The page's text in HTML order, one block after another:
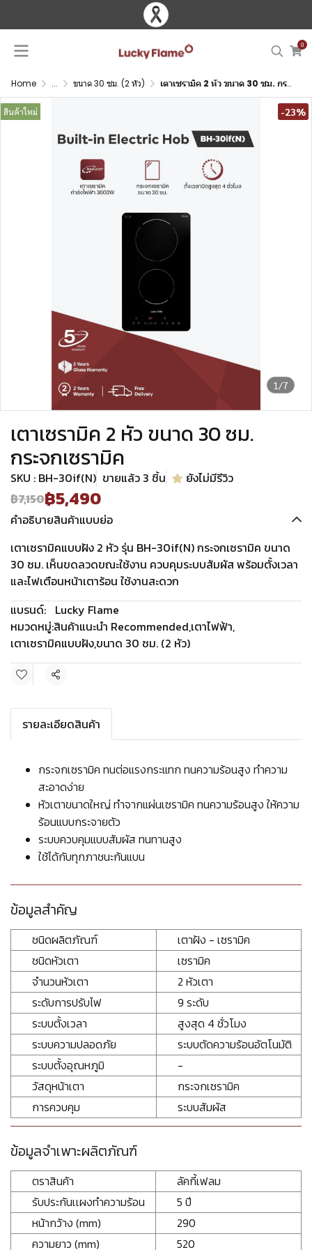
0
Home ... ขนาด 30 ซม. (2 หัว) เตาเซรามิค 2 หัว ขนาด 30 ซม. กระจกเซรามิค
1/7
สินค้าใหม่ -23%
เตาเซรามิค 2 หัว ขนาด 30 ซม.
กระจกเซรามิค
SKU : BH-30if(N) ขายแล้ว 3 ชิ้น
ยังไม่มีรีวิว
฿7,150฿5,490
คำอธิบายสินค้าแบบย่อ
เตาเซรามิคแบบฝัง 2 หัว รุ่น BH-30if(N) กระจกเซรามิค ขนาด
30 ซม. เห็นขดลวดขณะใช้งาน ควบคุมระบบสัมผัส พร้อมตั้งเวลา
และไฟเตือนหน้าเตาร้อน ใช้งานสะดวก
แบรนด์: Lucky Flame
หมวดหมู่:สินค้าแนะนำ Recommended,เตาไฟฟ้า,
เตาเซรามิคแบบฝัง,ขนาด 30 ซม. (2 หัว)
แชร์
รายละเอียดสินค้า
กระจกเซรามิค ทนต่อแรงกระแทก ทนความร้อนสูง ทำความ
สะอาดง่าย
หัวเตาขนาดใหญ่ ทำจากแผ่นเซรามิค ทนความร้อนสูง ให้ความ
ร้อนแบบกระจายตัว
ระบบควบคุมแบบสัมผัส ทนทานสูง
ใช้ได้กับทุกภาชนะก้นแบน
ข้อมูลสำคัญ
ชนิดผลิตภัณฑ์
เตาฝัง - เซรามิค
ชนิดหัวเตา
เซรามิค
จำนวนหัวเตา
2 หัวเตา
ระดับการปรับไฟ
9 ระดับ
ระบบตั้งเวลา
สูงสุด 4 ชั่วโมง
ระบบความปลอดภัย
ระบบตัดความร้อนอัตโนมัติ
ระบบตั้งอุณหภูมิ
-
วัสดุหน้าเตา
กระจกเซรามิค
การควบคุม
ระบบสัมผัส
ข้อมูลจำเพาะผลิตภัณฑ์
ตราสินค้า
ลัคกี้เฟลม
รับประกันเเผงทำความร้อน
5 ปี
หน้ากว้าง (mm)
290
ความยาว (mm)
520